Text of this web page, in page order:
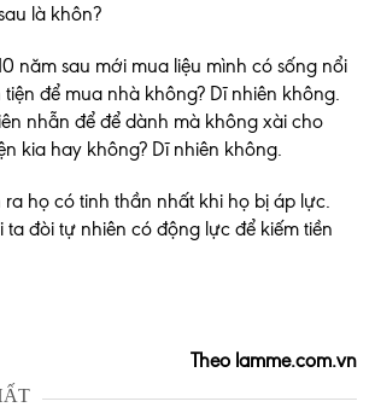
là khôn?
năm sau mới mua liệu mình có sống nổi
để mua nhà không? Dĩ nhiên không.
nhẫn để để dành mà không xài cho
kia hay không? Dĩ nhiên không.
họ có tinh thần nhất khi họ bị áp lực.
đòi tự nhiên có động lực để kiếm tiền
Theo lamme.com.vn